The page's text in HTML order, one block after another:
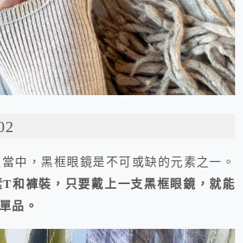
中，黑框眼鏡是不可或缺的元素之一。
和褲裝，只要戴上一支黑框眼鏡，就能
品。